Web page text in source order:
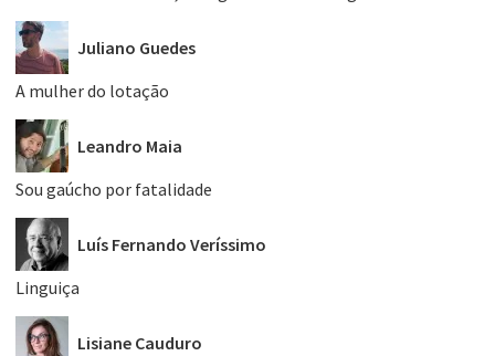
Juliano Guedes
A mulher do lotação
Leandro Maia
Sou gaúcho por fatalidade
Luís Fernando Veríssimo
Linguiça
Lisiane Cauduro